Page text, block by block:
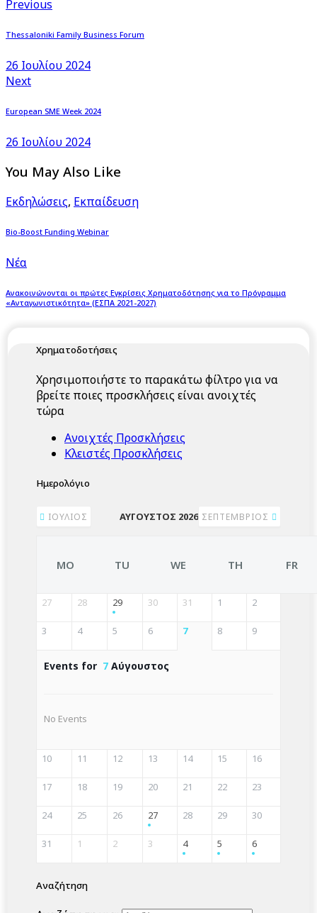
Previous
Thessaloniki Family Business Forum
26 Ιουλίου 2024
Next
European SME Week 2024
26 Ιουλίου 2024
You May Also Like
Εκδηλώσεις, Εκπαίδευση
Bio-Boost Funding Webinar
Νέα
Ανακοινώνονται οι πρώτες Εγκρίσεις Χρηματοδότησης για το Πρόγραμμα
«Ανταγωνιστικότητα» (ΕΣΠΑ 2021-2027)
Χρηματοδοτήσεις
Χρησιμοποιήστε το παρακάτω φίλτρο για να
βρείτε ποιες προσκλήσεις είναι ανοιχτές
τώρα
Ανοιχτές Προσκλήσεις
Κλειστές Προσκλήσεις
Ημερολόγιο
ΙΟΎΛΙΟΣ ΑΎΓΟΥΣΤΟΣ 2026 ΣΕΠΤΈΜΒΡΙΟΣ
MO TU WE TH FR
27 28 29 30 31 1 2
3 4 5 6 7 8 9
Events for 7 Αύγουστος
No Events
10 11 12 13 14 15 16
17 18 19 20 21 22 23
24 25 26 27 28 29 30
31 1 2 3 4 5 6
Αναζήτηση